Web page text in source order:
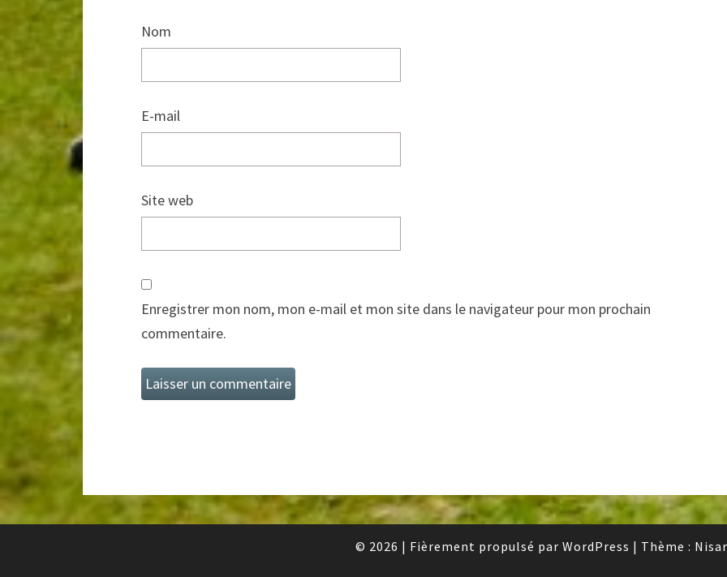
Nom
E-mail
Site web
Enregistrer mon nom, mon e-mail et mon site dans le navigateur pour mon prochain
commentaire.
© 2026 | Fièrement propulsé par WordPress | Thème :